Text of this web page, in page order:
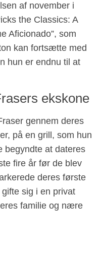
af ​​november i
the Classics: A
Aficionado”, som
kan fortsætte med
hun er endnu til at
ekskone
gennem deres
på en grill, som hun
begyndte at dateres
fire år før de blev
deres første
sig i en privat
familie og nære